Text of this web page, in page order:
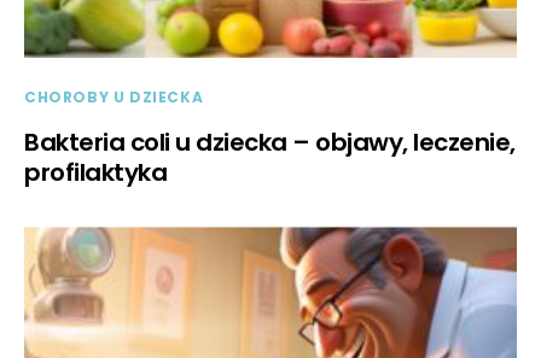
CHOROBY U DZIECKA
Bakteria coli u dziecka – objawy, leczenie,
profilaktyka